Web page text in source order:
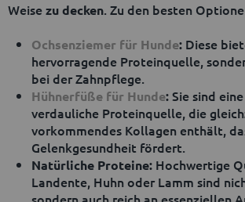
Weisezu decken. Zu den besten
Ochsenziemer für Hunde: Diese
hervorragende Proteinquelle,
bei der Zahnpflege.
Hühnerfüße für Hunde:Sie sind
verdauliche Proteinquelle, die
vorkommendes Kollagen enthält,
Gelenkgesundheit fördert.
Natürliche Proteine: Hochwertige
Landente, Huhn oder Lamm sind